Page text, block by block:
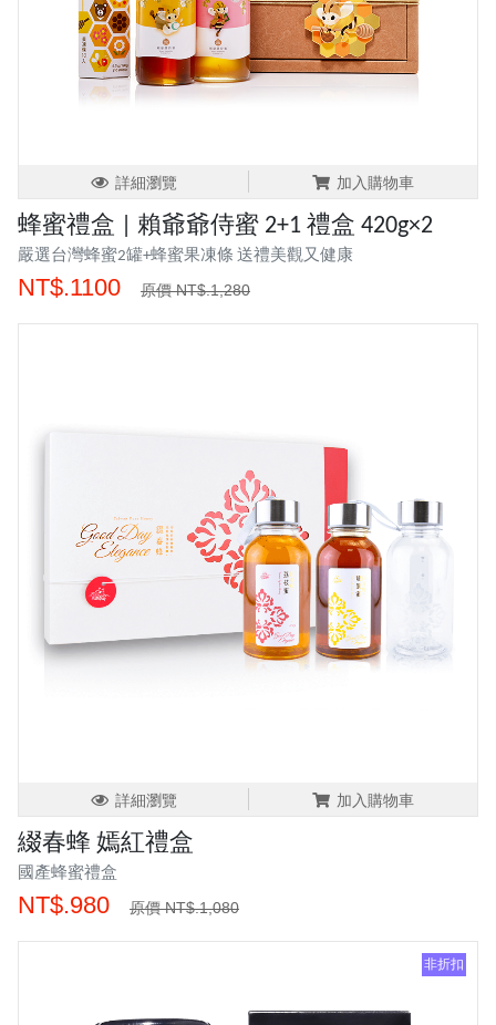
詳細瀏覽 加入購物車
蜂蜜禮盒 | 賴爺爺侍蜜 2+1 禮盒 420g×2
嚴選台灣蜂蜜2罐+蜂蜜果凍條 送禮美觀又健康
NT$.1100 原價 NT$.1,280
詳細瀏覽 加入購物車
綴春蜂 嫣紅禮盒
國產蜂蜜禮盒
NT$.980 原價 NT$.1,080
非折扣